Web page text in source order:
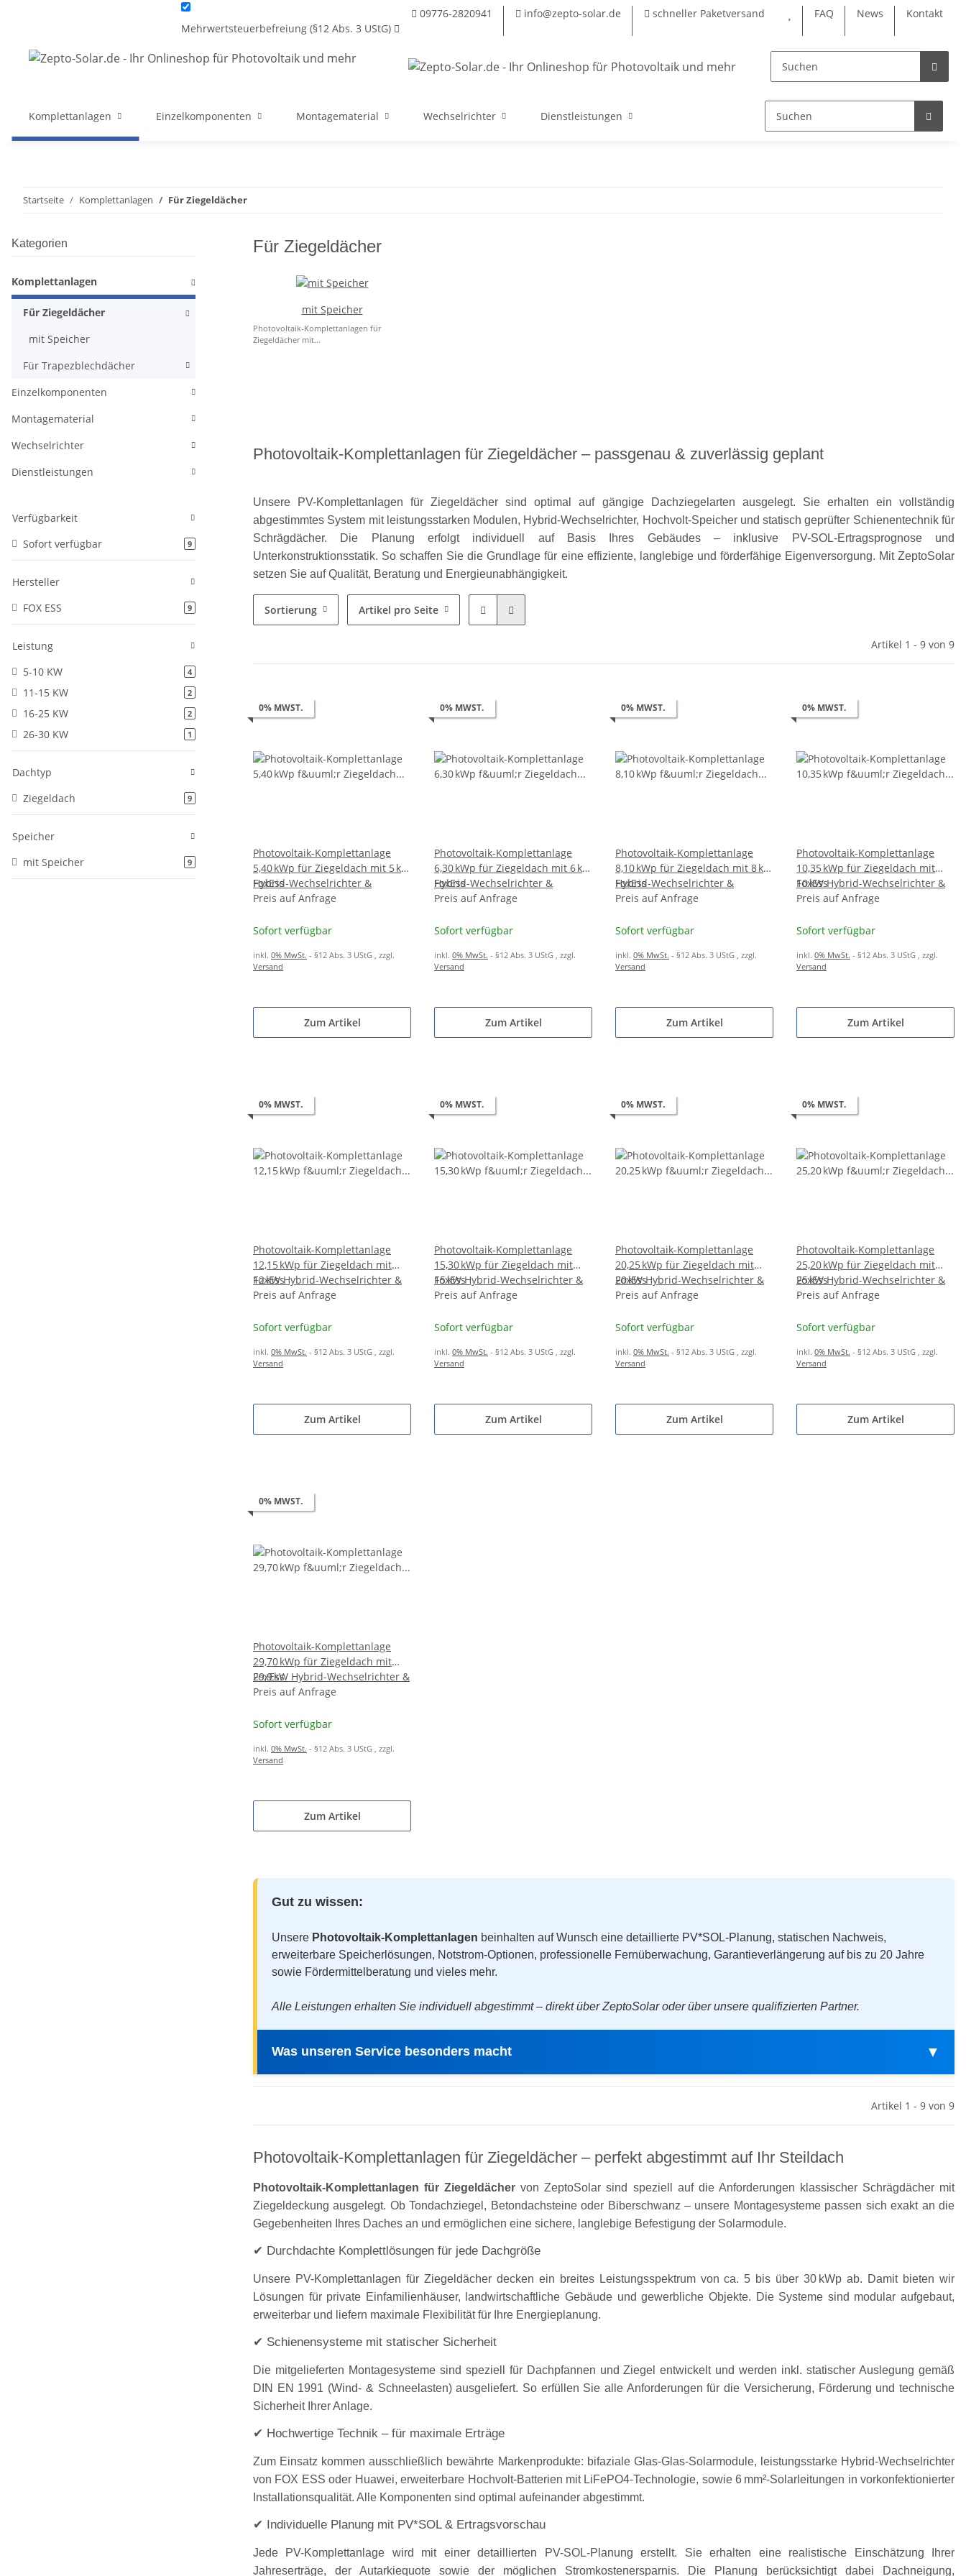
FAQ News
Kontakt
Mehrwertsteuerbefreiung (§12 Abs. 3 UStG)
09776-2820941 info@zepto-solar.de schneller Paketversand
Komplettanlagen Einzelkomponenten Montagematerial Wechselrichter Dienstleistungen
Startseite Komplettanlagen Für Ziegeldächer
Für Ziegeldächer
mit Speicher
Photovoltaik-Komplettanlagen für
Ziegeldächer mit...
Photovoltaik-Komplettanlagen für Ziegeldächer – passgenau & zuverlässig geplant
Unsere PV-Komplettanlagen für Ziegeldächer sind optimal auf gängige Dachziegelarten ausgelegt. Sie erhalten ein vollständig
abgestimmtes System mit leistungsstarken Modulen, Hybrid-Wechselrichter, Hochvolt-Speicher und statisch geprüfter Schienentechnik für
Schrägdächer. Die Planung erfolgt individuell auf Basis Ihres Gebäudes – inklusive PV-SOL-Ertragsprognose und
Unterkonstruktionsstatik. So schaffen Sie die Grundlage für eine effiziente, langlebige und förderfähige Eigenversorgung. Mit ZeptoSolar
setzen Sie auf Qualität, Beratung und Energieunabhängigkeit.
Sortierung Artikel pro Seite
Artikel 1 - 9 von 9
0% MWST.
Photovoltaik-Komplettanlage
5,40 kWp für Ziegeldach mit 5 kW
Hybrid-Wechselrichter &
5,18 kWh Speicher
FoxEss
Preis auf Anfrage
Sofort verfügbar
inkl. 0% MwSt. - §12 Abs. 3 UStG , zzgl.
Versand
Zum Artikel
0% MWST.
Photovoltaik-Komplettanlage
6,30 kWp für Ziegeldach mit 6 kW
Hybrid-Wechselrichter &
5,18 kWh Speicher
FoxEss
Preis auf Anfrage
Sofort verfügbar
inkl. 0% MwSt. - §12 Abs. 3 UStG , zzgl.
Versand
Zum Artikel
0% MWST.
Photovoltaik-Komplettanlage
8,10 kWp für Ziegeldach mit 8 kW
Hybrid-Wechselrichter &
10,36 kWh Speicher
FoxEss
Preis auf Anfrage
Sofort verfügbar
inkl. 0% MwSt. - §12 Abs. 3 UStG , zzgl.
Versand
Zum Artikel
0% MWST.
Photovoltaik-Komplettanlage
10,35 kWp für Ziegeldach mit
10 kW Hybrid-Wechselrichter &
10,36 kWh Speicher
FoxEss
Preis auf Anfrage
Sofort verfügbar
inkl. 0% MwSt. - §12 Abs. 3 UStG , zzgl.
Versand
Zum Artikel
0% MWST.
Photovoltaik-Komplettanlage
12,15 kWp für Ziegeldach mit
12 kW Hybrid-Wechselrichter &
10,36 kWh Speicher
FoxEss
Preis auf Anfrage
Sofort verfügbar
inkl. 0% MwSt. - §12 Abs. 3 UStG , zzgl.
Versand
Zum Artikel
0% MWST.
Photovoltaik-Komplettanlage
15,30 kWp für Ziegeldach mit
15 kW Hybrid-Wechselrichter &
10,36 kWh Speicher
FoxEss
Preis auf Anfrage
Sofort verfügbar
inkl. 0% MwSt. - §12 Abs. 3 UStG , zzgl.
Versand
Zum Artikel
0% MWST.
Photovoltaik-Komplettanlage
20,25 kWp für Ziegeldach mit
20 kW Hybrid-Wechselrichter &
10,36 kWh Speicher
FoxEss
Preis auf Anfrage
Sofort verfügbar
inkl. 0% MwSt. - §12 Abs. 3 UStG , zzgl.
Versand
Zum Artikel
0% MWST.
Photovoltaik-Komplettanlage
25,20 kWp für Ziegeldach mit
25 kW Hybrid-Wechselrichter &
10,36 kWh Speicher
FoxEss
Preis auf Anfrage
Sofort verfügbar
inkl. 0% MwSt. - §12 Abs. 3 UStG , zzgl.
Versand
Zum Artikel
0% MWST.
Photovoltaik-Komplettanlage
29,70 kWp für Ziegeldach mit
29,9 kW Hybrid-Wechselrichter &
10,36 kWh Speicher
FoxEss
Preis auf Anfrage
Sofort verfügbar
inkl. 0% MwSt. - §12 Abs. 3 UStG , zzgl.
Versand
Zum Artikel
Gut zu wissen:
Unsere Photovoltaik-Komplettanlagen beinhalten auf Wunsch eine detaillierte PV*SOL-Planung, statischen Nachweis,
erweiterbare Speicherlösungen, Notstrom-Optionen, professionelle Fernüberwachung, Garantieverlängerung auf bis zu 20 Jahre
sowie Fördermittelberatung und vieles mehr.
Alle Leistungen erhalten Sie individuell abgestimmt – direkt über ZeptoSolar oder über unsere qualifizierten Partner.
Was unseren Service besonders macht ▼
Artikel 1 - 9 von 9
Photovoltaik-Komplettanlagen für Ziegeldächer – perfekt abgestimmt auf Ihr Steildach
Photovoltaik-Komplettanlagen für Ziegeldächer von ZeptoSolar sind speziell auf die Anforderungen klassischer Schrägdächer mit
Ziegeldeckung ausgelegt. Ob Tondachziegel, Betondachsteine oder Biberschwanz – unsere Montagesysteme passen sich exakt an die
Gegebenheiten Ihres Daches an und ermöglichen eine sichere, langlebige Befestigung der Solarmodule.
✔ Durchdachte Komplettlösungen für jede Dachgröße
Unsere PV-Komplettanlagen für Ziegeldächer decken ein breites Leistungsspektrum von ca. 5 bis über 30 kWp ab. Damit bieten wir
Lösungen für private Einfamilienhäuser, landwirtschaftliche Gebäude und gewerbliche Objekte. Die Systeme sind modular aufgebaut,
erweiterbar und liefern maximale Flexibilität für Ihre Energieplanung.
✔ Schienensysteme mit statischer Sicherheit
Die mitgelieferten Montagesysteme sind speziell für Dachpfannen und Ziegel entwickelt und werden inkl. statischer Auslegung gemäß
DIN EN 1991 (Wind- & Schneelasten) ausgeliefert. So erfüllen Sie alle Anforderungen für die Versicherung, Förderung und technische
Sicherheit Ihrer Anlage.
✔ Hochwertige Technik – für maximale Erträge
Zum Einsatz kommen ausschließlich bewährte Markenprodukte: bifaziale Glas-Glas-Solarmodule, leistungsstarke Hybrid-Wechselrichter
von FOX ESS oder Huawei, erweiterbare Hochvolt-Batterien mit LiFePO4-Technologie, sowie 6 mm²-Solarleitungen in vorkonfektionierter
Installationsqualität. Alle Komponenten sind optimal aufeinander abgestimmt.
✔ Individuelle Planung mit PV*SOL & Ertragsvorschau
Jede PV-Komplettanlage wird mit einer detaillierten PV-SOL-Planung erstellt. Sie erhalten eine realistische Einschätzung Ihrer
Jahreserträge, der Autarkiequote sowie der möglichen Stromkostenersparnis. Die Planung berücksichtigt dabei Dachneigung,
Kategorien
Komplettanlagen
Für Ziegeldächer
mit Speicher
Für Trapezblechdächer
Einzelkomponenten
Montagematerial
Wechselrichter
Dienstleistungen
Verfügbarkeit
Sofort verfügbar
9
Hersteller
FOX ESS
9
Leistung
5-10 KW
4
11-15 KW 2
16-25 KW 2
26-30 KW 1
Dachtyp
Ziegeldach
9
Speicher
mit Speicher
9